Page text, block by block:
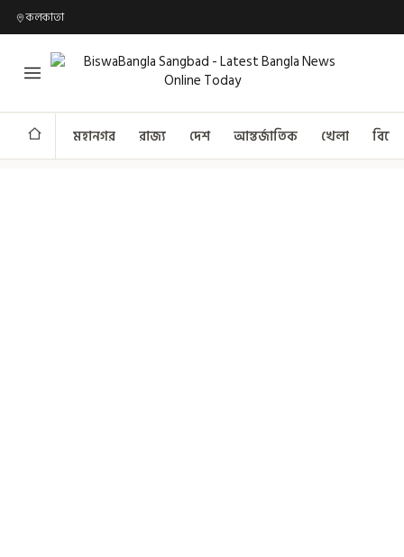
কলকাতা
মহানগর রাজ্য দেশ আন্তর্জাতিক খেলা